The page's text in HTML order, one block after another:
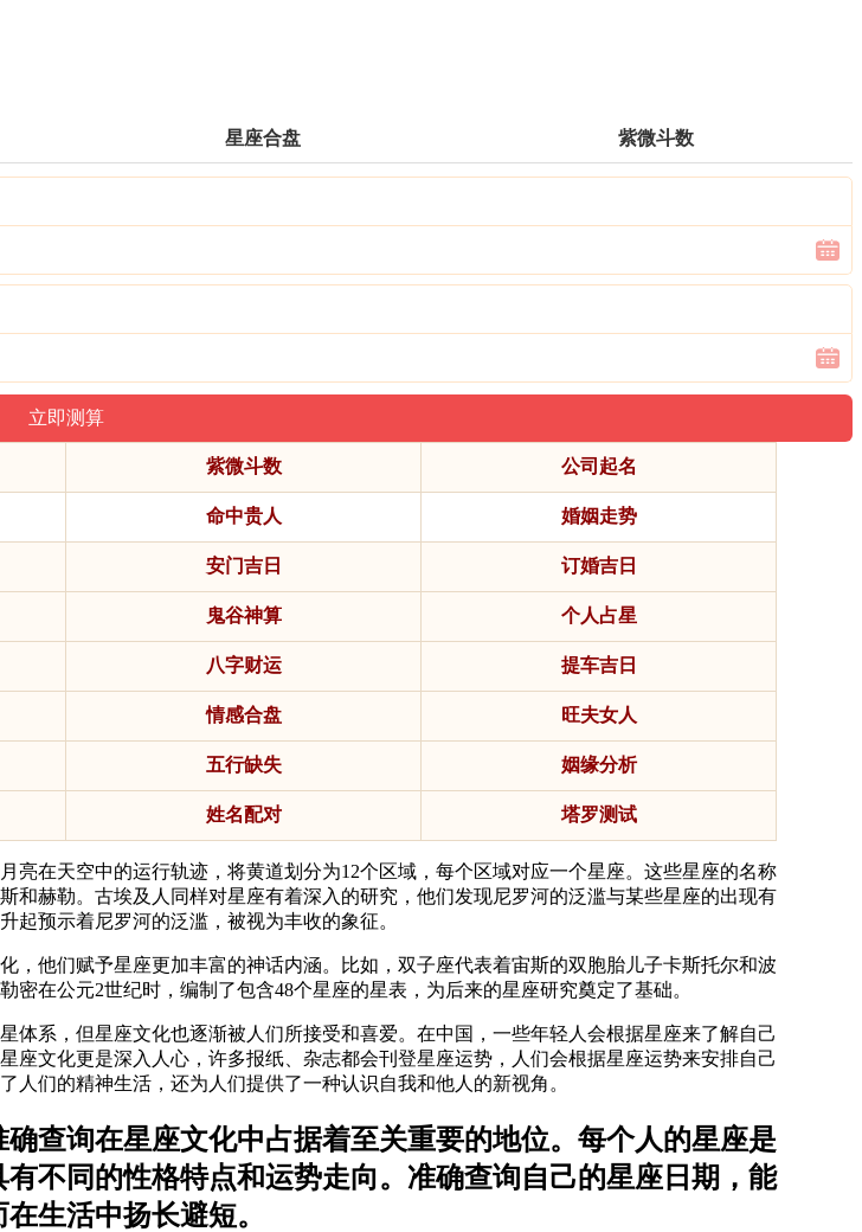
星座合盘 紫微斗数
紫微斗数 公司起名
命中贵人 婚姻走势
安门吉日 订婚吉日
鬼谷神算 个人占星
八字财运 提车吉日
情感合盘 旺夫女人
五行缺失 姻缘分析
姓名配对 塔罗测试
亮在天空中的运行轨迹，将黄道划分为12个区域，每个区域对应一个星座。这些星座的名称
和赫勒。古埃及人同样对星座有着深入的研究，他们发现尼罗河的泛滥与某些星座的出现有
起预示着尼罗河的泛滥，被视为丰收的象征。
，他们赋予星座更加丰富的神话内涵。比如，双子座代表着宙斯的双胞胎儿子卡斯托尔和波
在公元2世纪时，编制了包含48个星座的星表，为后来的星座研究奠定了基础。
系，但星座文化也逐渐被人们所接受和喜爱。在中国，一些年轻人会根据星座来了解自己
文化更是深入人心，许多报纸、杂志都会刊登星座运势，人们会根据星座运势来安排自己
们的精神生活，还为人们提供了一种认识自我和他人的新视角。
查询在星座文化中占据着至关重要的地位。每个人的星座是
不同的性格特点和运势走向。准确查询自己的星座日期，能
生活中扬长避短。